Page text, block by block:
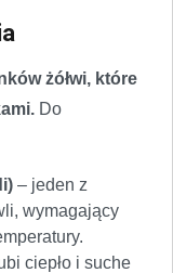
żółwi, które
Do
– jeden z
wymagający
ciepło i suche